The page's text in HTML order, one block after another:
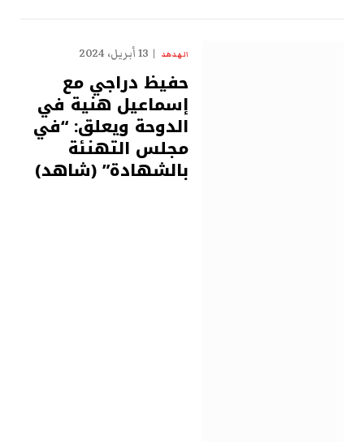
الهدهد 13 أبريل، 2024
حفيظ دراجي مع
إسماعيل هنية في
الدوحة ويعلق: “في
مجلس التهنئة
بالشهادة” (شاهد)